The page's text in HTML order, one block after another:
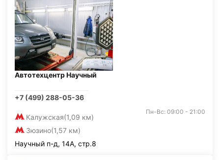
Автотехцентр Научный
+7 (499) 288-05-36
Калужская(1,09 км)
Зюзино(1,57 км)
Пн-Вс: 09:00 - 21:00
Научный п-д, 14А, стр.8